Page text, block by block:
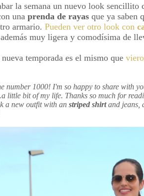
la semana un nuevo look sencillito
una prenda de rayas que ya saben
armario. Pueden ver otro look con
muy ligera y comodísima de
temporada es el mismo que
number 1000! I'm so happy to share with
little bit of my life. Thanks so much for
a new outfit with an striped shirtand jeans,